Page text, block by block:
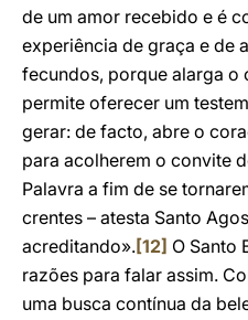
de um amor recebido e é
experiência de graça e de
fecundos, porque alarga o
permite oferecer um
gerar: de facto, abre o
para acolherem o convite
Palavra a fim de se
crentes – atesta Santo
acreditando».[12] O Santo
razões para falar assim.
uma busca contínua da